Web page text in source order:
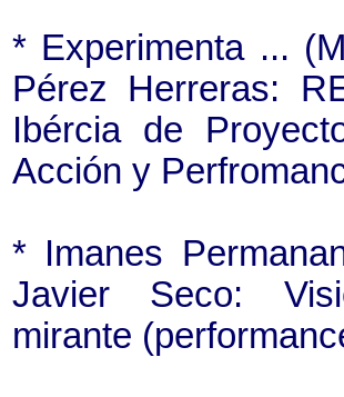
* Experimenta ...
Pérez Herreras:
Ibércia de
Acción y
* Imanes
Javier Seco:
mirante